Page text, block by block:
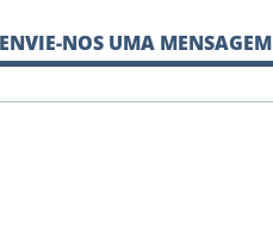
ENVIE-NOS UMA MENSAGEM